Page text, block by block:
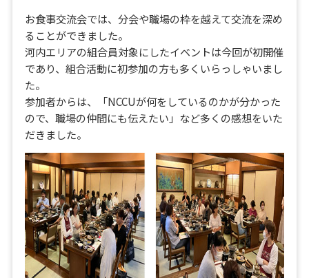
お食事交流会では、分会や職場の枠を越えて交流を深め
ることができました。
河内エリアの組合員対象にしたイベントは今回が初開催
であり、組合活動に初参加の方も多くいらっしゃいまし
た。
参加者からは、「NCCUが何をしているのかが分かった
ので、職場の仲間にも伝えたい」など多くの感想をいた
だきました。